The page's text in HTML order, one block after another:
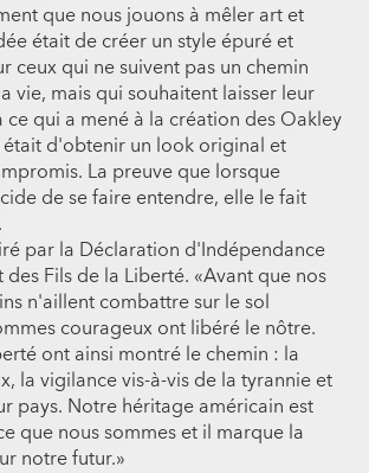
que nous jouons à mêler art et
était de créer un style épuré et
ceux qui ne suivent pas un chemin
vie, mais qui souhaitent laisser leur
ce qui a mené à la création des Oakley
était d'obtenir un look original et
La preuve que lorsque
de se faire entendre, elle le fait
par la Déclaration d'Indépendance
des Fils de la Liberté. «Avant que nos
n'aillent combattre sur le sol
courageux ont libéré le nôtre.
ont ainsi montré le chemin : la
la vigilance vis-à-vis de la tyrannie et
pays. Notre héritage américain est
que nous sommes et il marque la
notre futur.»